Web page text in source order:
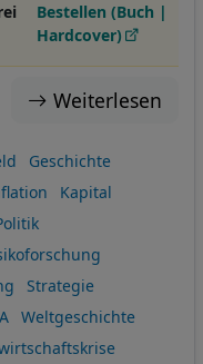
Bestellen (Buch |
Hardcover)
Weiterlesen
Geschichte
Kapital
Strategie
Weltgeschichte